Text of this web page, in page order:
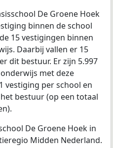
De Groene Hoek
binnen de school
15 vestigingen binnen
Daarbij vallen er 15
dit bestuur. Er zijn 5.997
met deze
vestiging per school en
bestuur (op een totaal
De Groene Hoek in
Midden Nederland.